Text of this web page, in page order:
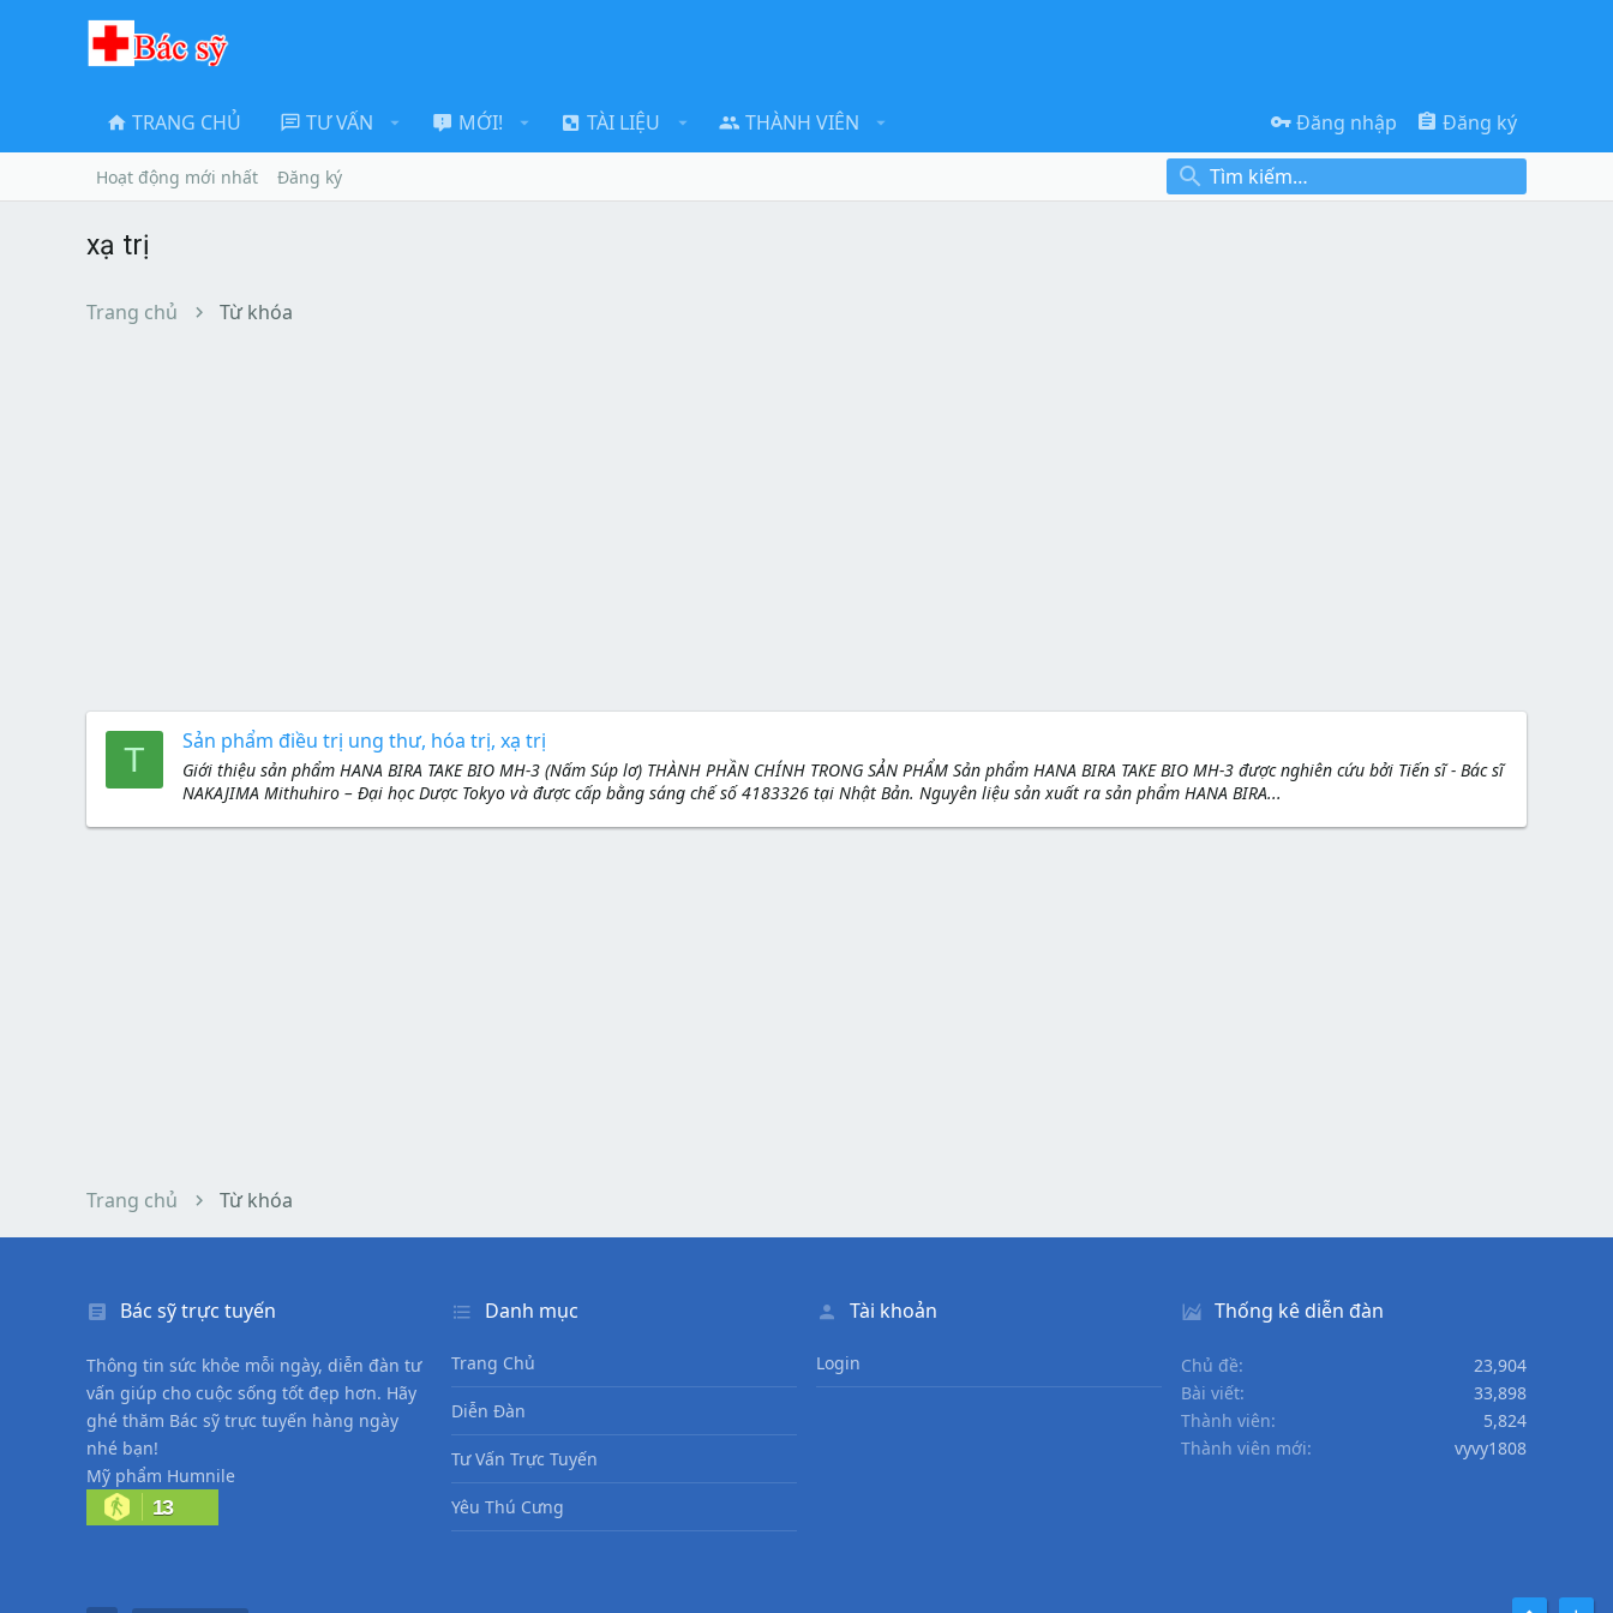
TRANG CHỦ TƯ VẤN MỚI! TÀI LIỆU THÀNH VIÊN Đăng nhập Đăng ký
Hoạt động mới nhất Đăng ký
xạ trị
Trang chủ Từ khóa
T Sản phẩm điều trị ung thư, hóa trị, xạ trị
Giới thiệu sản phẩm HANA BIRA TAKE BIO MH-3 (Nấm Súp lơ) THÀNH PHẦN CHÍNH TRONG SẢN PHẨM Sản phẩm HANA BIRA TAKE BIO MH-3 được nghiên cứu bởi Tiến sĩ - Bác sĩ
NAKAJIMA Mithuhiro – Đại học Dược Tokyo và được cấp bằng sáng chế số 4183326 tại Nhật Bản. Nguyên liệu sản xuất ra sản phẩm HANA BIRA...
Trang chủ Từ khóa
Bác sỹ trực tuyến
Thông tin sức khỏe mỗi ngày, diễn đàn tư
vấn giúp cho cuộc sống tốt đẹp hơn. Hãy
ghé thăm Bác sỹ trực tuyến hàng ngày
nhé bạn!
Mỹ phẩm Humnile
13
Danh mục
Trang Chủ
Diễn Đàn
Tư Vấn Trực Tuyến
Yêu Thú Cưng
Tài khoản
Login
Thống kê diễn đàn
Chủ đề
23,904
Bài viết
33,898
Thành viên
5,824
Thành viên mới
vyvy1808